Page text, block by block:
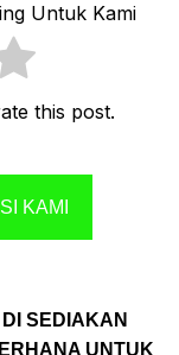
Untuk Kami
this post.
KAMI
SEDIAKAN
UNTUK